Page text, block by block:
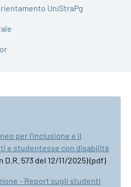
UniStraPg
per l'inclusione e il
e studentesse con disabilità
D.R. 573 del 12/11/2025) (pdf)
- Report sugli studenti